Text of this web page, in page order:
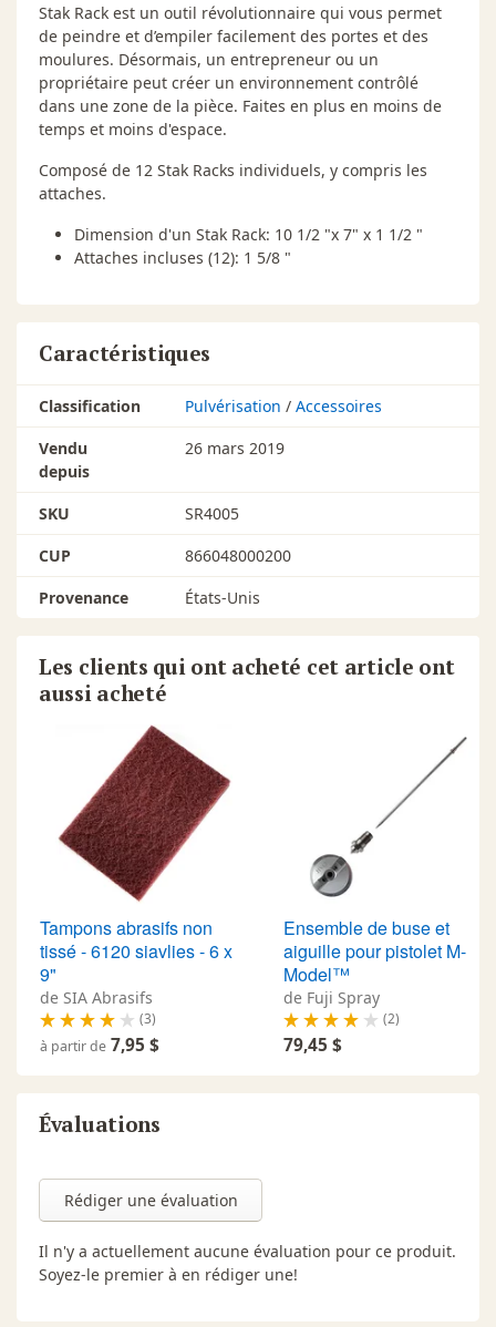
Stak Rack est un outil révolutionnaire qui vous permet
de peindre et d’empiler facilement des portes et des
moulures. Désormais, un entrepreneur ou un
propriétaire peut créer un environnement contrôlé
dans une zone de la pièce. Faites en plus en moins de
temps et moins d'espace.
Composé de 12 Stak Racks individuels, y compris les
attaches.
Dimension d'un Stak Rack: 10 1/2 "x 7" x 1 1/2 "
Attaches incluses (12): 1 5/8 "
Caractéristiques
Classification Pulvérisation / Accessoires
Vendu
depuis
26 mars 2019
SKU
SR4005
CUP
866048000200
Provenance
États-Unis
Les clients qui ont acheté cet article ont
aussi acheté
Tampons abrasifs non
tissé - 6120 siavlies - 6 x
9"
de SIA Abrasifs
(3)
à partir de 7,95 $
Ensemble de buse et
aiguille pour pistolet M-
Model™
de Fuji Spray
(2)
79,45 $
Évaluations
Rédiger une évaluation
Il n'y a actuellement aucune évaluation pour ce produit.
Soyez-le premier à en rédiger une!